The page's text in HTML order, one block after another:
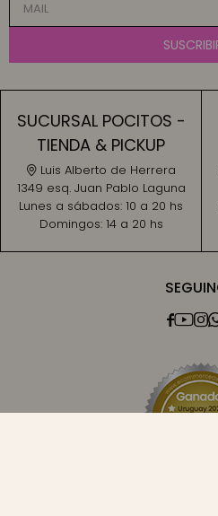

SUCURSAL POCITOS -
TIENDA & PICKUP
Luis Alberto de Herrera
1349 esq. Juan Pablo Laguna
Lunes a sábados: 10 a 20 hs
Domingos: 14 a 20 hs